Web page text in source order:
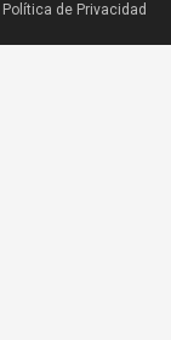
Política de Privacidad